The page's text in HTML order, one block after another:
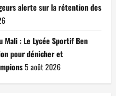
alerte sur la rétention des
Mali : Le Lycée Sportif Ben
pour dénicher et
5 août 2026